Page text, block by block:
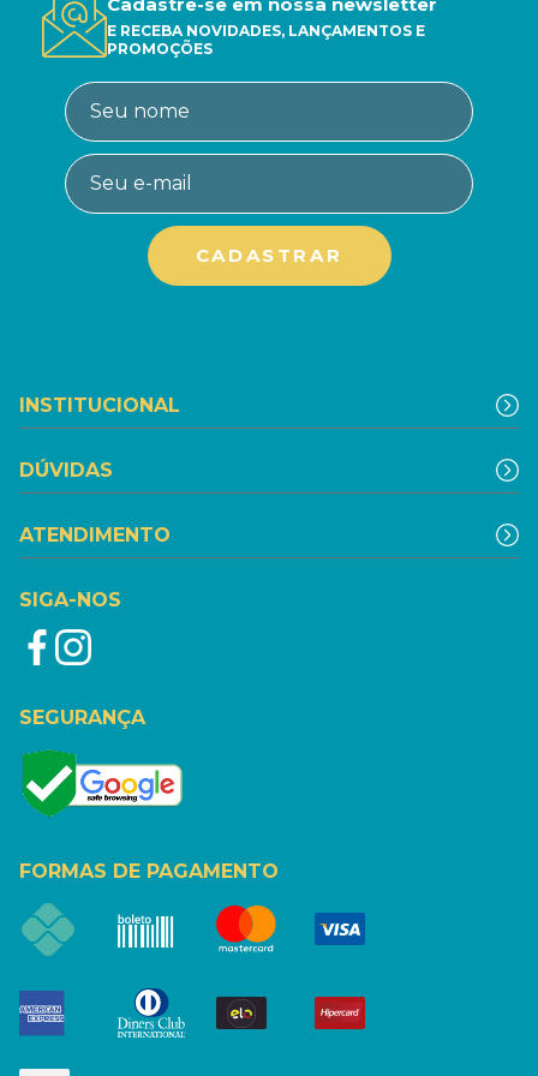
E RECEBA NOVIDADES, LANÇAMENTOS E
PROMOÇÕES
INSTITUCIONAL
DÚVIDAS
ATENDIMENTO
SIGA-NOS
SEGURANÇA
FORMAS DE PAGAMENTO